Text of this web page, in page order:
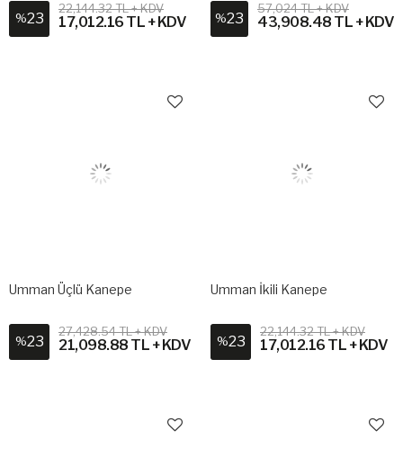
%23
22,144.32 TL + KDV
17,012.16 TL + KDV %23
57,024 TL + KDV
43,908.48 TL + KDV
Umman Üçlü Kanepe
%23
27,428.54 TL + KDV
21,098.88 TL + KDV
Umman İkili Kanepe
%23
22,144.32 TL + KDV
17,012.16 TL + KDV